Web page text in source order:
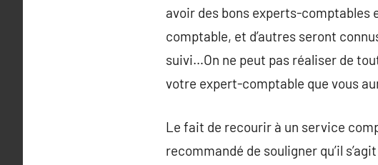
avoir des bons experts-comptables
comptable, et d’autres seront
suivi…On ne peut pas réaliser de
votre expert-comptable que vous
Le fait de recourir à un service
recommandé de souligner qu’il